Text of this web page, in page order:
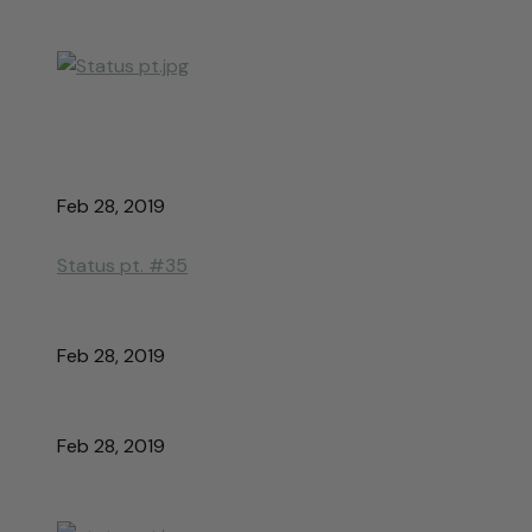
Feb 28, 2019
Status pt. #35
Feb 28, 2019
Feb 28, 2019